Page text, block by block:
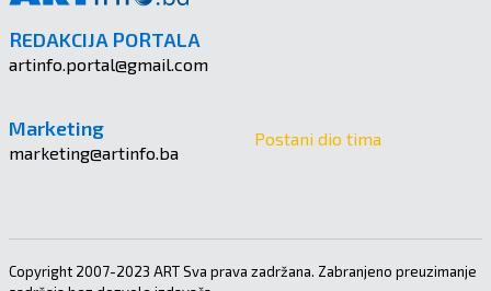
REDAKCIJA PORTALA
artinfo.portal@gmail.com
Marketing
marketing@artinfo.ba
Postani dio tima
Copyright 2007-2023 ART Sva prava zadržana. Zabranjeno preuzimanje